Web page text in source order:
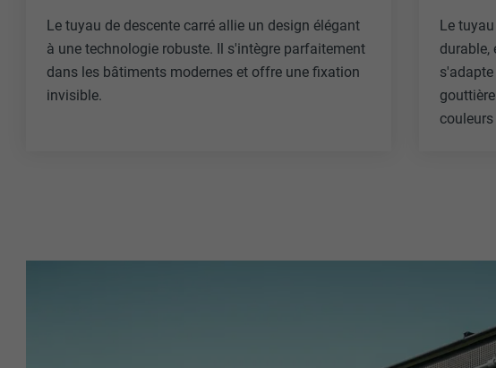
Le tuyau de descente carré allie un design élégant
à une technologie robuste. Il s'intègre parfaitement
dans les bâtiments modernes et offre une fixation
invisible.
Le
durable,